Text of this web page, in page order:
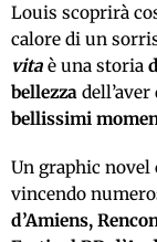
Louis scoprirà
calore di un
vita è una storia
bellezza
bellissimi
Un graphic novel
vincendo
d’Amiens,